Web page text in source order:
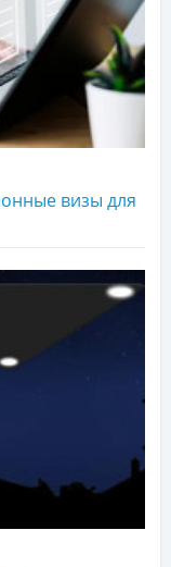
визы для